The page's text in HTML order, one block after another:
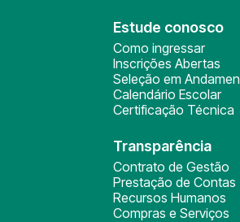
Estude conosco
Como ingressar
Inscrições Abertas
Seleção em
Calendário Escolar
Certificação Técnica
Transparência
Contrato de Gestão
Prestação de Contas
Recursos Humanos
Compras e Serviços